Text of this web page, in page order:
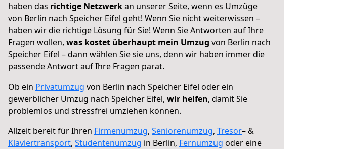
haben das richtige Netzwerkan unserer Seite, wenn es Umzüge
von Berlin nach Speicher Eifel geht! Wenn Sie nicht weiterwissen –
haben wir die richtige Lösung für Sie! Wenn Sie Antworten auf Ihre
Fragen wollen, was kostet überhaupt mein Umzug von Berlin nach
Speicher Eifel – dann wählen Sie sie uns, denn wir haben immer die
passende Antwort auf Ihre Fragen parat.
Ob ein Privatumzug von Berlin nach Speicher Eifel oder ein
gewerblicher Umzug nach Speicher Eifel, wir helfen, damit Sie
problemlos und stressfrei umziehen können.
Allzeit bereit für Ihren Firmenumzug, Seniorenumzug, Tresor– &
Klaviertransport, Studentenumzug in Berlin, Fernumzug oder eine